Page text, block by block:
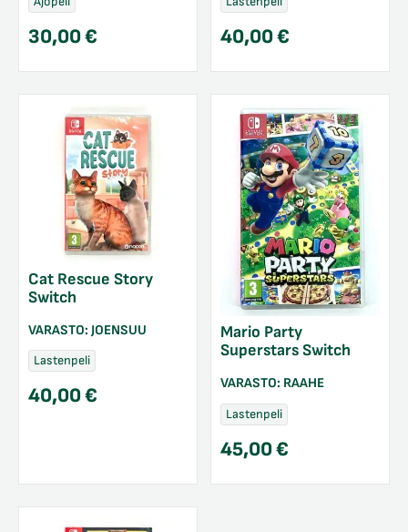
30,00€ 40,00€
Cat Rescue Story
Switch
VARASTO: JOENSUU
Lastenpeli
40,00€
Mario Party
Superstars Switch
VARASTO: RAAHE
Lastenpeli
45,00€